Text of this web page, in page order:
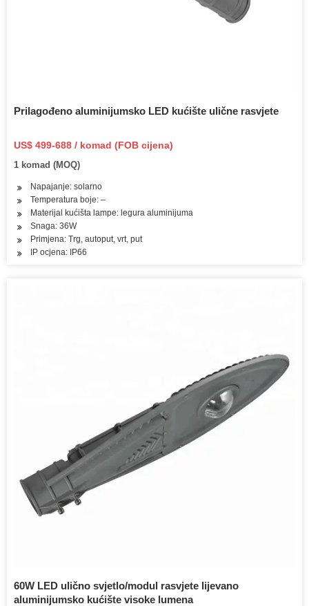
Prilagođeno aluminijumsko LED kućište ulične rasvjete
US$ 499-688 / komad (FOB cijena)
1 komad (MOQ)
Napajanje: solarno
Temperatura boje: –
Materijal kućišta lampe: legura aluminijuma
Snaga: 36W
Primjena: Trg, autoput, vrt, put
IP ocjena: IP66
60W LED ulično svjetlo/modul rasvjete lijevano
aluminijumsko kućište visoke lumena